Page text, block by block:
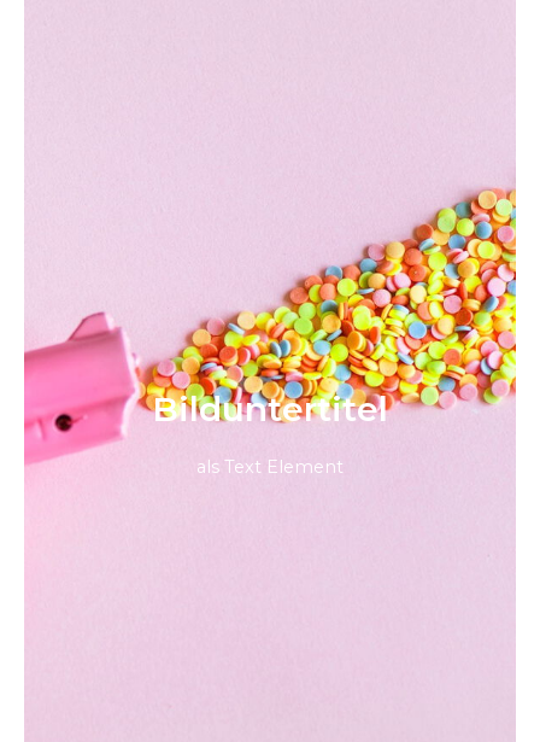
Bild­unter­titel
als Text Element